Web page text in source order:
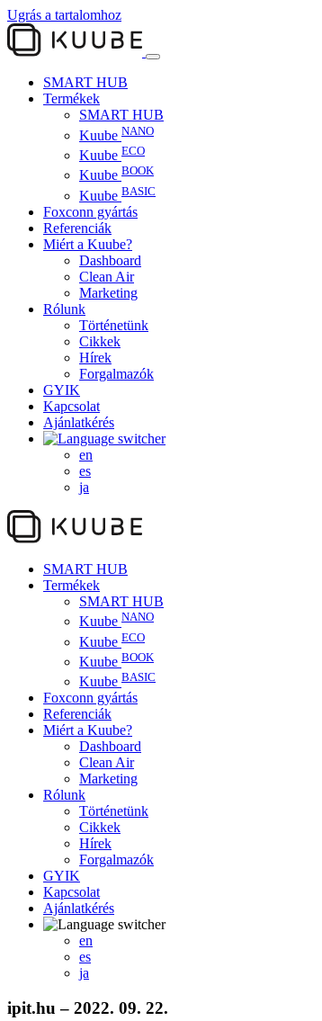
Ugrás a tartalomhoz
SMART HUB
Termékek
SMART HUB
Kuube NANO
Kuube ECO
Kuube BOOK
Kuube BASIC
Foxconn gyártás
Referenciák
Miért a Kuube?
Dashboard
Clean Air
Marketing
Rólunk
Történetünk
Cikkek
Hírek
Forgalmazók
GYIK
Kapcsolat
Ajánlatkérés
en
es
ja
SMART HUB
Termékek
SMART HUB
Kuube NANO
Kuube ECO
Kuube BOOK
Kuube BASIC
Foxconn gyártás
Referenciák
Miért a Kuube?
Dashboard
Clean Air
Marketing
Rólunk
Történetünk
Cikkek
Hírek
Forgalmazók
GYIK
Kapcsolat
Ajánlatkérés
en
es
ja
ipit.hu – 2022. 09. 22.